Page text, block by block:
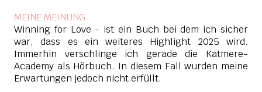
MEINE MEINUNG
Winning for Love - ist ein Buch bei dem ich sicher
war, dass es ein weiteres Highlight 2025 wird.
Immerhin verschlinge ich gerade die Katmere-
Academy als Hörbuch. In diesem Fall wurden meine
Erwartungen jedoch nicht erfüllt.